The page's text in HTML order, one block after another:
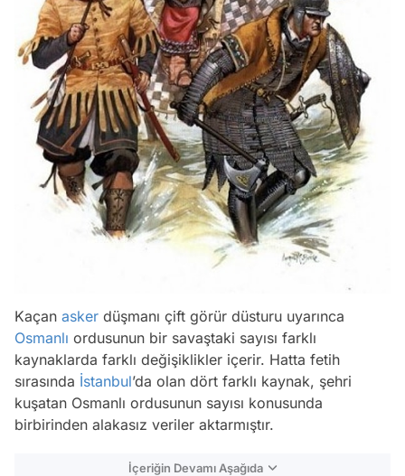
Kaçan asker düşmanı çift görür düsturu uyarınca
Osmanlı ordusunun bir savaştaki sayısı farklı
kaynaklarda farklı değişiklikler içerir. Hatta fetih
sırasında İstanbul’da olan dört farklı kaynak, şehri
kuşatan Osmanlı ordusunun sayısı konusunda
birbirinden alakasız veriler aktarmıştır.
İçeriğin Devamı Aşağıda